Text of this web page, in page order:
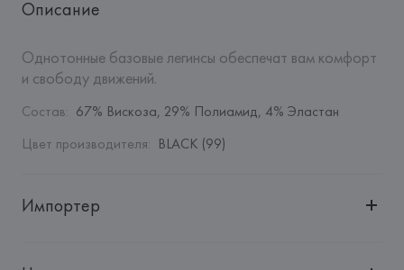
Описание
Однотонные базовые легинсы обеспечат вам комфорт
и свободу движений.
Состав: 67% Вискоза, 29% Полиамид, 4% Эластан
Цвет производителя: BLACK (99)
Импортер